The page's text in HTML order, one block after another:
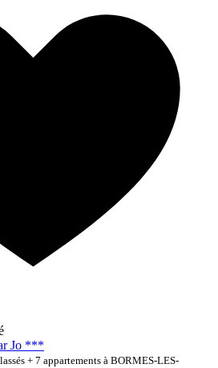
Jo ***
+ 7 appartements à BORMES-LES-